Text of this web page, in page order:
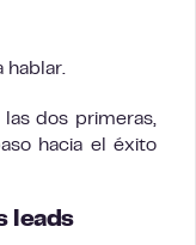
hablar.
dos primeras,
hacia el éxito
leads